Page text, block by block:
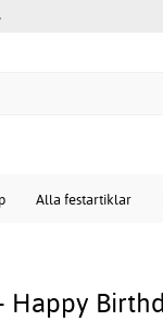
Alla festartiklar
Happy